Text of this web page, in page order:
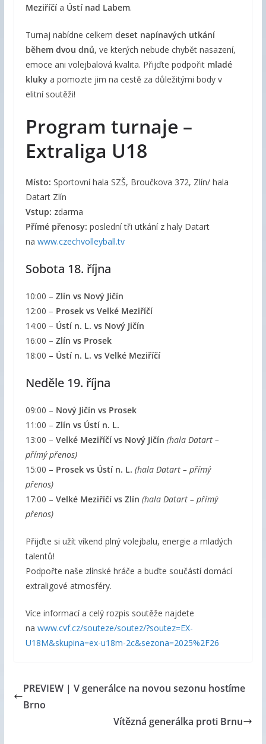
Meziříčía Ústí nad Labem.
Turnaj nabídne celkem deset napínavých utkání
během dvou dnů, ve kterých nebude chybět nasazení,
emoce ani volejbalová kvalita. Přijďte podpořit mladé
klukya pomozte jim na cestě za důležitými body v
elitní soutěži!
Program turnaje –
Extraliga U18
Místo: Sportovní hala SZŠ, Broučkova 372, Zlín/ hala
Datart Zlín
Vstup: zdarma
Přímé přenosy: poslední tři utkání z haly Datart
na www.czechvolleyball.tv
Sobota 18. října
10:00 – Zlín vs Nový Jičín
12:00 – Prosek vs Velké Meziříčí
14:00 – Ústí n. L. vs Nový Jičín
16:00 – Zlín vs Prosek
18:00 – Ústí n. L. vs Velké Meziříčí
Neděle 19. října
09:00 – Nový Jičín vs Prosek
11:00 – Zlín vs Ústí n. L.
13:00 – Velké Meziříčí vs Nový Jičín (hala Datart –
přímý přenos)
15:00 – Prosek vs Ústí n. L. (hala Datart – přímý
přenos)
17:00 – Velké Meziříčí vs Zlín (hala Datart – přímý
přenos)
Přijďte si užít víkend plný volejbalu, energie a mladých
talentů!
Podpořte naše zlínské hráče a buďte součástí domácí
extraligové atmosféry.
Více informací a celý rozpis soutěže najdete
na www.cvf.cz/souteze/soutez/?soutez=EX-
U18M&skupina=ex-u18m-2c&sezona=2025%2F26
PREVIEW | V generálce na novou sezonu hostíme
Brno
Vítězná generálka proti Brnu